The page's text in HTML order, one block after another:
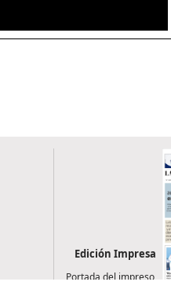
Edición Impresa
Portada del impreso